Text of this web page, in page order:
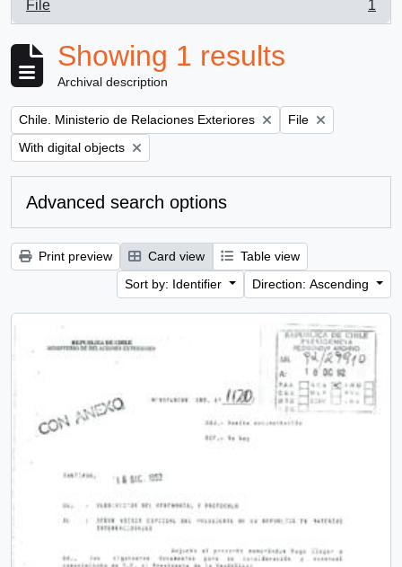
File
, 1 results
1
Showing 1 results
Archival description
Remove filter:
Chile. Ministerio de Relaciones Exteriores Remove filter:
File
Remove filter:
With digital objects
Advanced search options
Print preview Card view
Table view
Sort by: Identifier
Direction: Ascending